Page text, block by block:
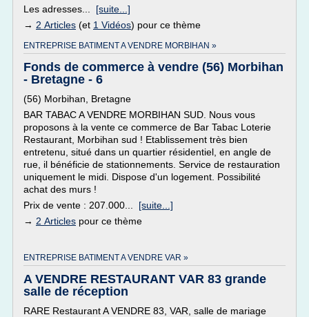
Les adresses... [suite...]
→ 2 Articles (et 1 Vidéos) pour ce thème
ENTREPRISE BATIMENT A VENDRE MORBIHAN »
Fonds de commerce à vendre (56) Morbihan
- Bretagne - 6
(56) Morbihan, Bretagne
BAR TABAC A VENDRE MORBIHAN SUD. Nous vous
proposons à la vente ce commerce de Bar Tabac Loterie
Restaurant, Morbihan sud ! Etablissement très bien
entretenu, situé dans un quartier résidentiel, en angle de
rue, il bénéficie de stationnements. Service de restauration
uniquement le midi. Dispose d'un logement. Possibilité
achat des murs !
Prix de vente : 207.000... [suite...]
→ 2 Articles pour ce thème
ENTREPRISE BATIMENT A VENDRE VAR »
A VENDRE RESTAURANT VAR 83 grande
salle de réception
RARE Restaurant A VENDRE 83, VAR, salle de mariage